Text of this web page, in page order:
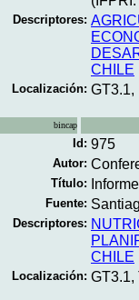
Descriptores:
CHILE
Localización: GT3.1,
bincap
Id: 975
Autor:
Título:
Fuente:
Descriptores:
CHILE
Localización: GT3.1,